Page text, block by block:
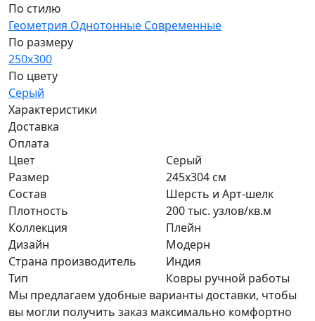
По стилю
Геометрия Однотонные Современные
По размеру
250x300
По цвету
Серый
Характеристики
Доставка
Оплата
Цвет
Серый
Размер
245x304 см
Состав
Шерсть и Арт-шелк
Плотность
200 тыс. узлов/кв.м
Коллекция
Плейн
Дизайн
Модерн
Страна производитель
Индия
Тип
Ковры ручной работы
Мы предлагаем удобные варианты доставки, чтобы
вы могли получить заказ максимально комфортно